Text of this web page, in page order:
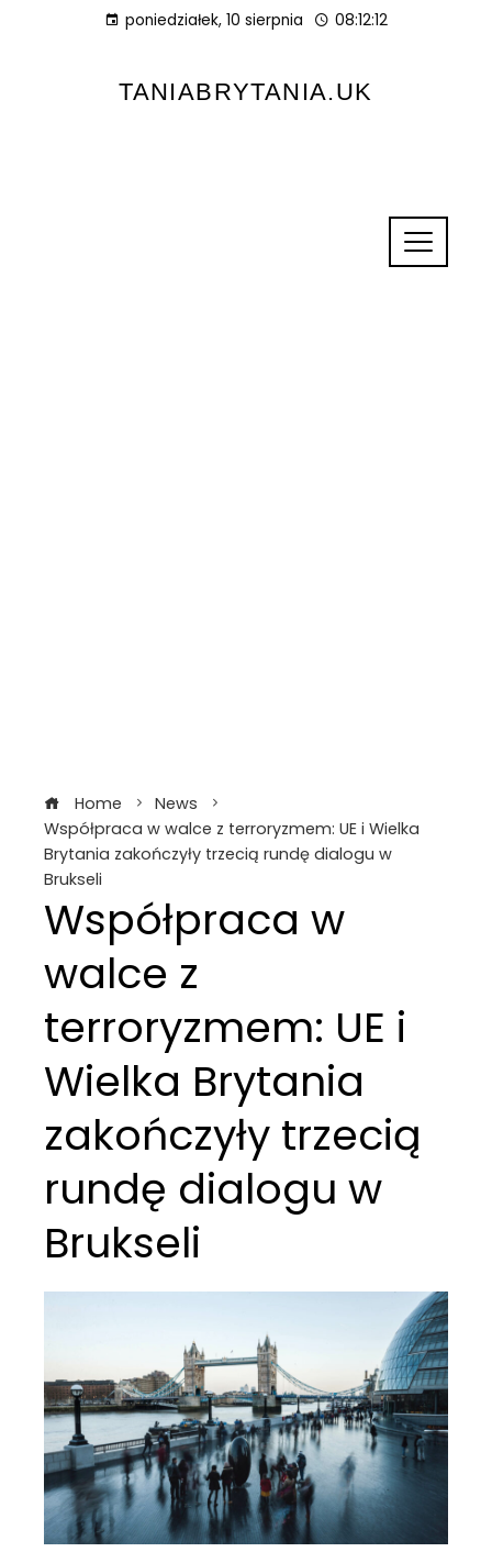
poniedziałek, 10 sierpnia 08:12:13
TANIABRYTANIA.UK
Home
News
Współpraca w walce z terroryzmem: UE i Wielka
Brytania zakończyły trzecią rundę dialogu w
Brukseli
Współpraca w
walce z
terroryzmem: UE i
Wielka Brytania
zakończyły trzecią
rundę dialogu w
Brukseli